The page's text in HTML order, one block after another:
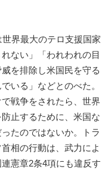
界最大のテロ支援国家
ない」「われわれの目
を排除し米国民を守る
いる」などとのべた。
戦争をされたら、世界
止するために、米国な
たのではないか。トラ
相の行動は、武力によ
憲章2条4項にも違反す